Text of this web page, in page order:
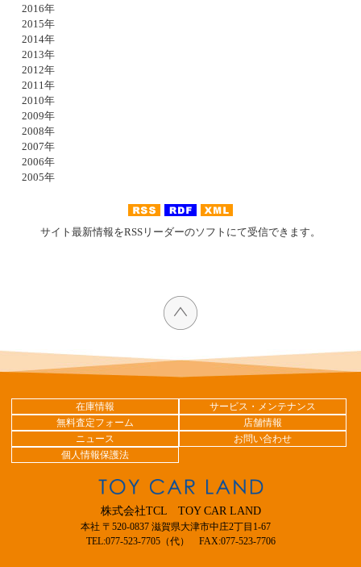
2016年
2015年
2014年
2013年
2012年
2011年
2010年
2009年
2008年
2007年
2006年
2005年
サイト最新情報をRSSリーダーのソフトにて受信できます。
在庫情報
サービス・メンテナンス
無料査定フォーム
店舗情報
ニュース
お問い合わせ
個人情報保護法
株式会社TCL TOY CAR LAND
本社 〒520-0837 滋賀県大津市中庄2丁目1-67
TEL:077-523-7705（代） FAX:077-523-7706